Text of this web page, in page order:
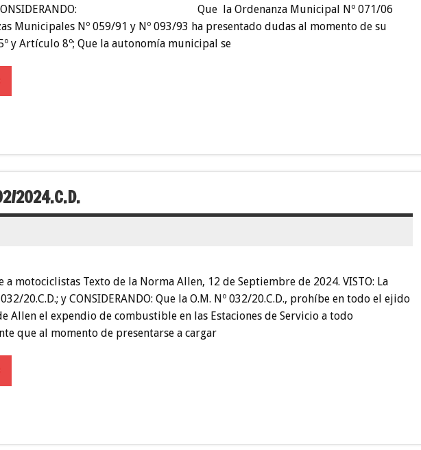
y CONSIDERANDO: Que la Ordenanza Municipal Nº 071/06
Municipales Nº 059/91 y Nº 093/93 ha presentado dudas al momento de su
y Artículo 8º; Que la autonomía municipal se
2024.C.D.
motociclistas Texto de la Norma Allen, 12 de Septiembre de 2024. VISTO: La
20.C.D.; y CONSIDERANDO: Que la O.M. Nº 032/20.C.D., prohíbe en todo el ejido
Allen el expendio de combustible en las Estaciones de Servicio a todo
que al momento de presentarse a cargar